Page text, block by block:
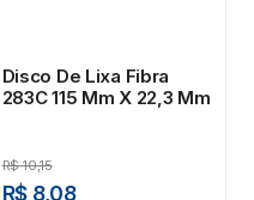
Disco De Lixa Fibra
283C 115 Mm X 22,3 Mm
R$ 10,15
R$ 8,08